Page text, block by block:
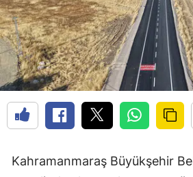
Kahramanmaraş Büyükşehir